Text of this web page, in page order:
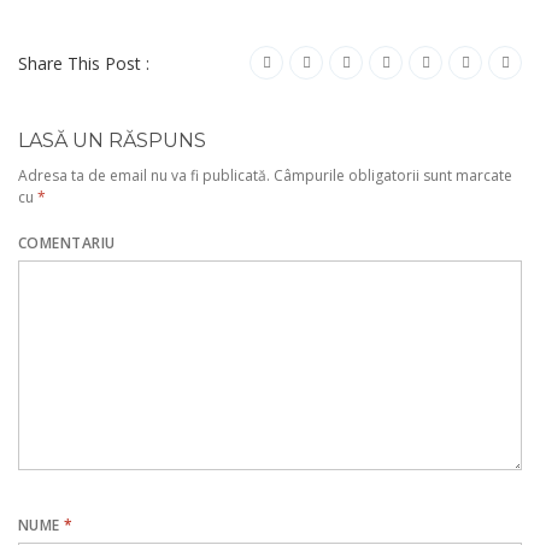
Share This Post :
LASĂ UN RĂSPUNS
Adresa ta de email nu va fi publicată. Câmpurile obligatorii sunt marcate
cu *
COMENTARIU
NUME*